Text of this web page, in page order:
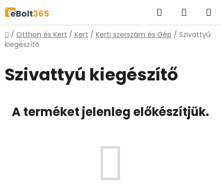
Ugrás
fő
tartalomhoz
KeresésKOSÁR
Kezdőlap
/ Otthon és Kert / Kert / Kerti szerszám és Gép / Szivattyú
kiegészítő
Szivattyú kiegészítő
A terméket jelenleg előkészítjük.